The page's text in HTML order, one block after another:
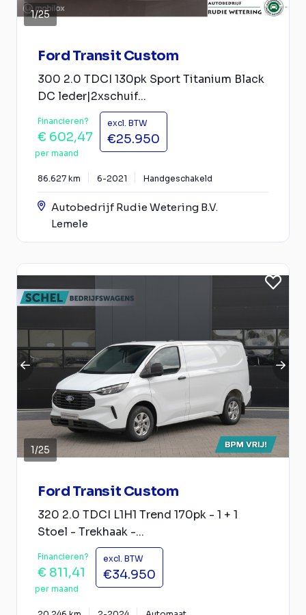
1/25
Ford Transit Custom
300 2.0 TDCI 130pk Sport Titanium Black
DC leder|2xschuif...
Financieren?
€ 602,47
per maand
excl. BTW
€25.950
86.627 km 6-2021 Handgeschakeld
Autobedrijf Rudie Wetering B.V.
Lemele
1/25
Ford Transit Custom
320 2.0 TDCI L1H1 Trend 170pk - 1 + 1
Stoel - Trekhaak -...
Financieren?
€ 811,41
per maand
excl. BTW
€34.950